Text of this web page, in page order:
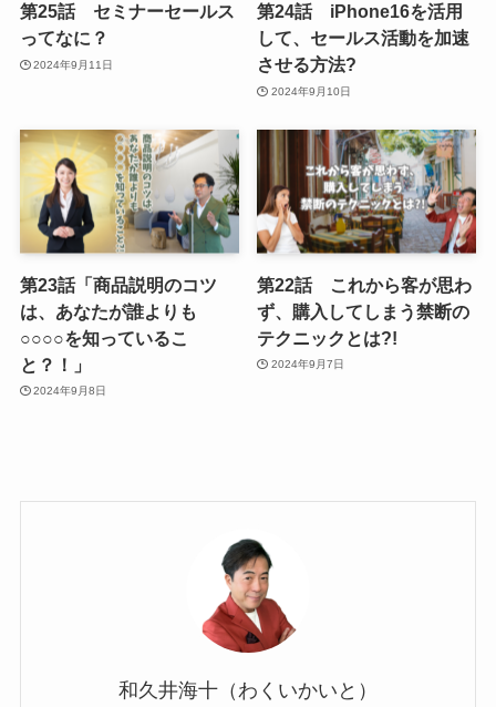
第25話 セミナーセールス
ってなに？
2024年9月11日
第24話 iPhone16を活用
して、セールス活動を加速
させる方法?
2024年9月10日
第23話「商品説明のコツ
は、あなたが誰よりも
○○○○を知っているこ
と？！」
2024年9月8日
第22話 これから客が思わ
ず、購入してしまう禁断の
テクニックとは?!
2024年9月7日
和久井海十（わくいかいと）